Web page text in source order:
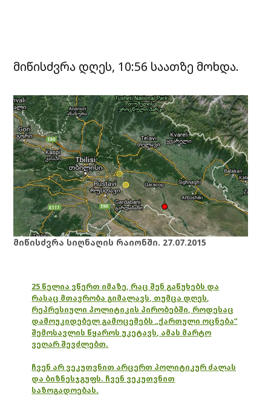
მიწისძვრა დღეს, 10:56 საათზე მოხდა.
მიწისძვრა სიღნაღის რაიონში. 27.07.2015
25 წელია ვწერთ იმაზე, რაც შენ გაწუხებს და
რასაც მთავრობა გიმალავს, თუმცა დღეს,
რეპრესიული პოლიტიკის პირობებში, როდესაც
დამოუკიდებელ გამოცემებს „ქართული ოცნება“
შემოსავლის წყაროს უკეტავს, ამას მარტო
ვეღარ შევძლებთ.
ჩვენ არ ვეკუთვნით არცერთ პოლიტიკურ ძალას
და ბიზნესჯგუფს. ჩვენ ვეკუთვნით
საზოგადოებას.